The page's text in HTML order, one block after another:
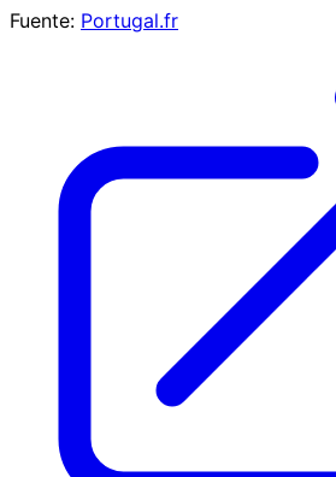
Fuente: Portugal.fr